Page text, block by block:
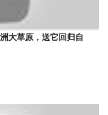
大草原，送它回归自